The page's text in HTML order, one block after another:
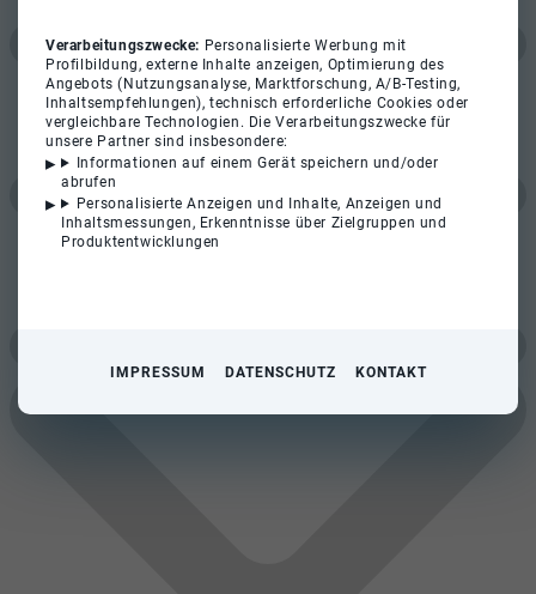
Verarbeitungszwecke: Personalisierte Werbung mit
Profilbildung, externe Inhalte anzeigen, Optimierung des
Angebots (Nutzungsanalyse, Marktforschung, A/B-Testing,
Inhaltsempfehlungen), technisch erforderliche Cookies oder
vergleichbare Technologien. Die Verarbeitungszwecke für
unsere Partner sind insbesondere:
Informationen auf einem Gerät speichern und/oder
abrufen
Personalisierte Anzeigen und Inhalte, Anzeigen und
Inhaltsmessungen, Erkenntnisse über Zielgruppen und
Produktentwicklungen
IMPRESSUM DATENSCHUTZ KONTAKT